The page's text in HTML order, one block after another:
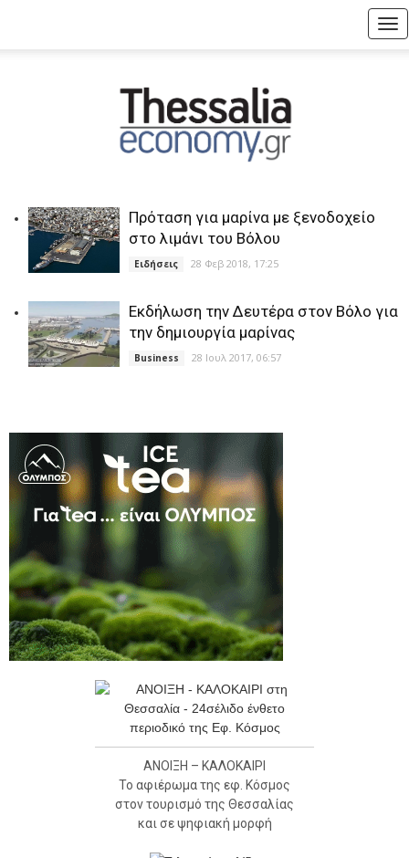
Πρόταση για μαρίνα με ξενοδοχείο
στο λιμάνι του Βόλου
Ειδήσεις 28 Φεβ 2018, 17:25
Εκδήλωση την Δευτέρα στον Βόλο για
την δημιουργία μαρίνας
Business 28 Ιουλ 2017, 06:57
ΑΝΟΙΞΗ – ΚΑΛΟΚΑΙΡΙ
Το αφιέρωμα της εφ. Κόσμος
στον τουρισμό της Θεσσαλίας
και σε ψηφιακή μορφή